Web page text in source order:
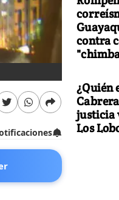
contra
¿Quién
justicia
Los